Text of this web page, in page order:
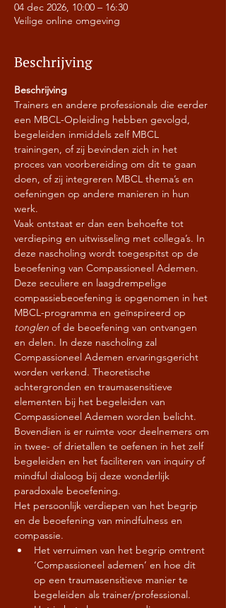
04 dec 2026, 10:00 – 16:30
Veilige online omgeving
Beschrijving
Beschrijving
Trainers en andere professionals die eerder
een MBCL-Opleiding hebben gevolgd,
begeleiden inmiddels zelf MBCL
trainingen, of zij bevinden zich in het
proces van voorbereiding om dit te gaan
doen, of zij integreren MBCL thema’s en
oefeningen op andere manieren in hun
werk.
Vaak ontstaat er dan een behoefte tot
verdieping en uitwisseling met collega’s. In
deze nascholing wordt toegespitst op de
beoefening van Compassioneel Ademen.
Deze seculiere en laagdrempelige
compassiebeoefening is opgenomen in het
MBCL-programma en geïnspireerd op
tonglen of de beoefening van ontvangen
en delen. In deze nascholing zal
Compassioneel Ademen ervaringsgericht
worden verkend. Theoretische
achtergronden en traumasensitieve
elementen bij het begeleiden van
Compassioneel Ademen worden belicht.
Bovendien is er ruimte voor deelnemers om
in twee- of drietallen te oefenen in het zelf
begeleiden en het faciliteren van inquiry of
mindful dialoog bij deze wonderlijk
paradoxale beoefening.
Het persoonlijk verdiepen van het begrip
en de beoefening van mindfulness en
compassie.
Het verruimen van het begrip omtrent
‘Compassioneel ademen’ en hoe dit
op een traumasensitieve manier te
begeleiden als trainer/professional.